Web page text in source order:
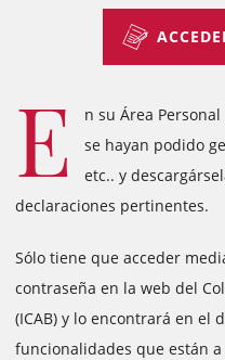
E
n su Área
se hayan podido
etc.. y
declaraciones pertinentes.
Sólo tiene que acceder
contraseña en la web del
(ICAB) y lo encontrará en el
funcionalidades que están